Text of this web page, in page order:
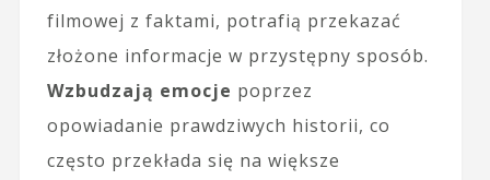
filmowej z faktami, potrafią przekazać
złożone informacje w przystępny sposób.
Wzbudzają emocje poprzez
opowiadanie prawdziwych historii, co
często przekłada się na większe